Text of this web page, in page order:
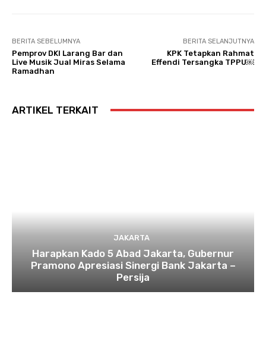
BERITA SEBELUMNYA
Pemprov DKI Larang Bar dan
Live Musik Jual Miras Selama
Ramadhan
BERITA SELANJUTNYA
KPK Tetapkan Rahmat
Effendi Tersangka TPPU￼
ARTIKEL TERKAIT
JAKARTA
Harapkan Kado 5 Abad Jakarta, Gubernur
Pramono Apresiasi Sinergi Bank Jakarta –
Persija